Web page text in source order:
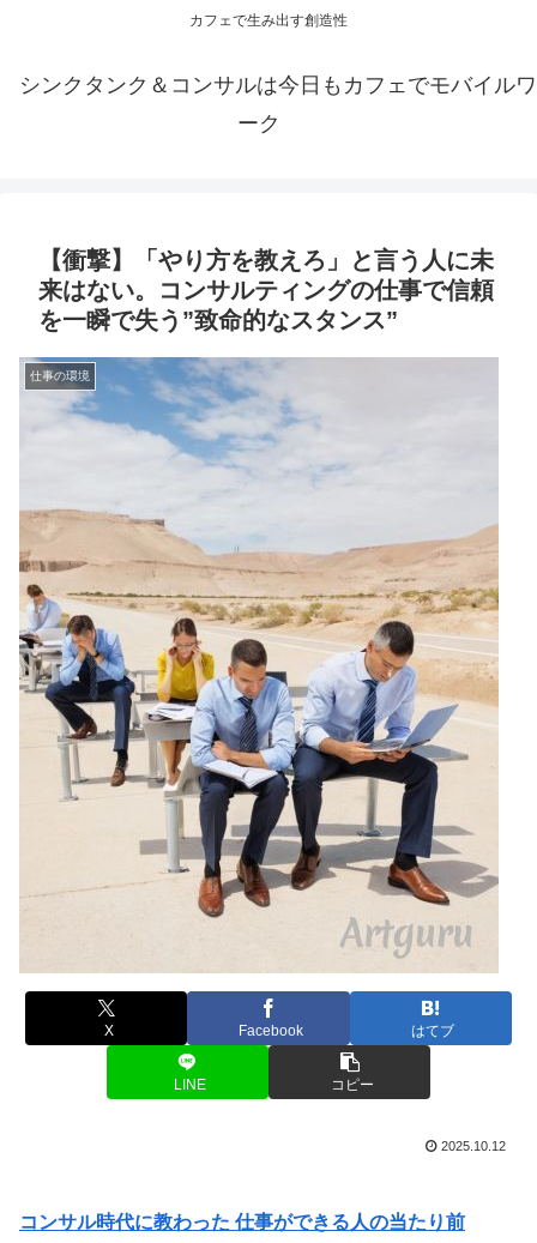
カフェで生み出す創造性
シンクタンク＆コンサルは今日もカフェでモバイルワ
ーク
【衝撃】「やり方を教えろ」と言う人に未
来はない。コンサルティングの仕事で信頼
を一瞬で失う”致命的なスタンス”
仕事の環境
X Facebook はてブ
LINE コピー
2025.10.12
コンサル時代に教わった 仕事ができる人の当たり前